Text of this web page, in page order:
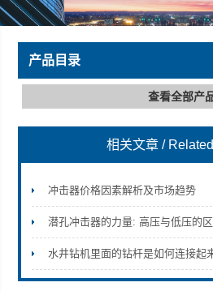
宣化县瑞科钻孔机械厂
产品目录
查看全部产
相关文章 /
冲击器价格因素解析及市场趋势
潜孔冲击器的力量: 高压与低压的区
水井钻机里面的钻杆是如何连接起